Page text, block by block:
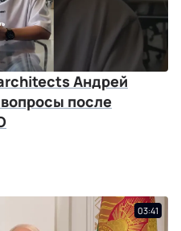
Андрей
после
03:41